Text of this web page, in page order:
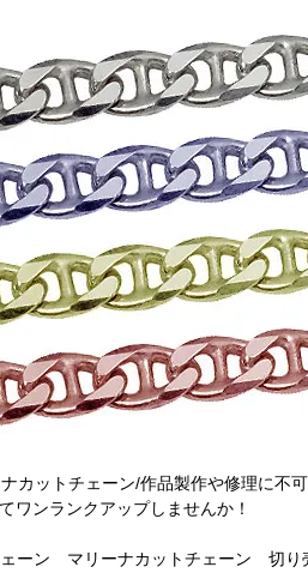
カットチェーン/作品製作や修理に不可
ワンランクアップしませんか！
ーン マリーナカットチェーン